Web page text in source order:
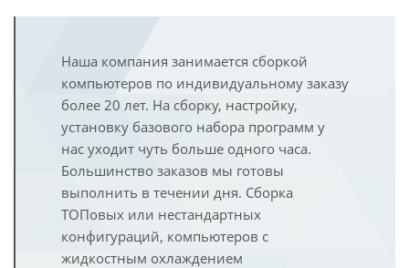
Наша компания занимается сборкой
компьютеров по индивидуальному заказу
более 20 лет. На сборку, настройку,
установку базового набора программ у
нас уходит чуть больше одного часа.
Большинство заказов мы готовы
выполнить в течении дня. Сборка
ТОПовых или нестандартных
конфигураций, компьютеров с
жидкостным охлаждением